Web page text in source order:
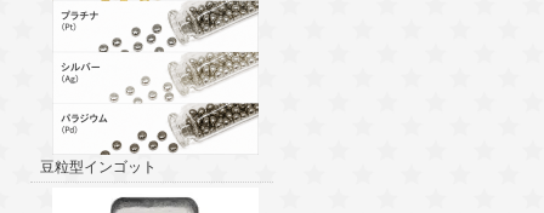
豆粒型インゴット